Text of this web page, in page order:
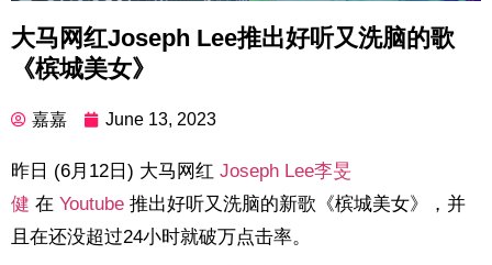
大马网红Joseph Lee推出好听又洗脑的歌
《槟城美女》
嘉嘉 June 13, 2023
昨日 (6月12日) 大马网红 Joseph Lee李旻
健 在 Youtube 推出好听又洗脑的新歌《槟城美女》，并
且在还没超过24小时就破万点击率。